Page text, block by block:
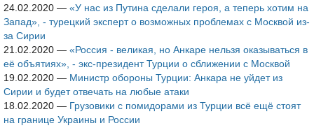
24.02.2020 — «У нас из Путина сделали героя, а теперь хотим на
Запад», - турецкий эксперт о возможных проблемах с Москвой из-
за Сирии
21.02.2020 — «Россия - великая, но Анкаре нельзя оказываться в
её объятиях», - экс-президент Турции о сближении с Москвой
19.02.2020 — Министр обороны Турции: Анкара не уйдет из
Сирии и будет отвечать на любые атаки
18.02.2020 — Грузовики с помидорами из Турции всё ещё стоят
на границе Украины и России